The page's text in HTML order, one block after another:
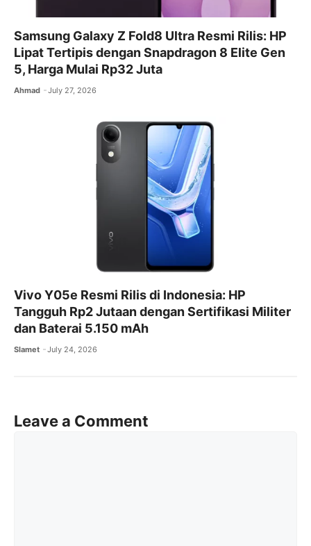
Samsung Galaxy Z Fold8 Ultra Resmi Rilis: HP
Lipat Tertipis dengan Snapdragon 8 Elite Gen
5, Harga Mulai Rp32 Juta
Ahmad July 27, 2026
Vivo Y05e Resmi Rilis di Indonesia: HP
Tangguh Rp2 Jutaan dengan Sertifikasi Militer
dan Baterai 5.150 mAh
Slamet July 24, 2026
Leave a Comment